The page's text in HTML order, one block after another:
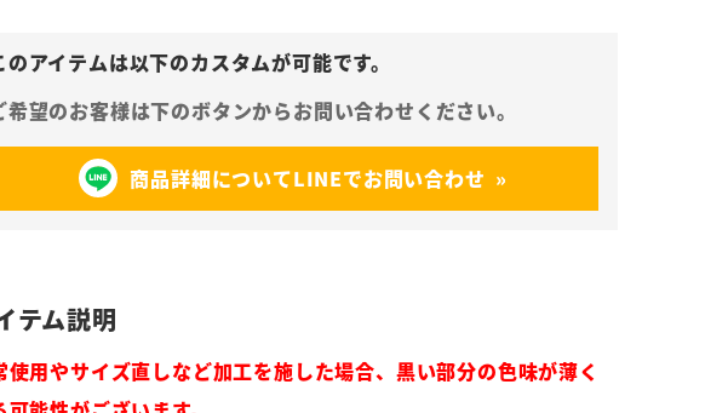
商品詳細についてLINEでお問い合わせ
使用やサイズ直しなど加工を施した場合、黒い部分の色味が薄く